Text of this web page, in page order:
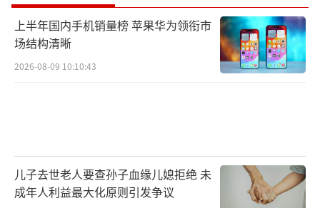
上半年国内手机销量榜 苹果华为领衔市
场结构清晰
2026-08-09 10:10:43
儿子去世老人要查孙子血缘儿媳拒绝 未
成年人利益最大化原则引发争议